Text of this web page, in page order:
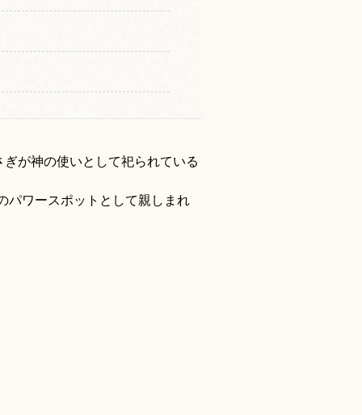
が神の使いとして祀られている
パワースポットとして親しまれ